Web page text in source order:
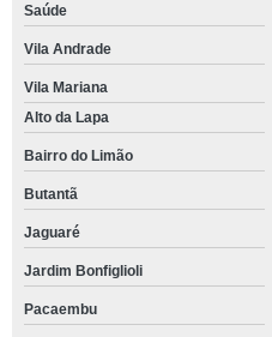
Saúde
Vila Andrade
Vila Mariana
Alto da Lapa
Bairro do Limão
Butantã
Jaguaré
Jardim Bonfiglioli
Pacaembu